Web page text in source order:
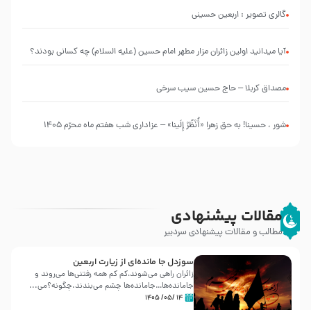
گالری تصویر : اربعین حسینی
آیا میدانید اولین زائران مزار مطهر امام حسین (علیه السلام) چه کسانی بودند؟
مصداق کربلا – حاج حسین سیب سرخی
شور ، حسینا! به‌ حق زهرا «أُنْظُرْ إِلَینا» – عزاداری شب هفتم ماه محرّم 1405
مقالات پیشنهادی
مطالب و مقالات پیشنهادی سردبیر
سوزدل جا مانده‌ای از زیارت اربعین
زائران راهی می‌شوند،کم‌ کم همه رفتنی‌ها می‌روند و
جامانده‌ها…جامانده‌ها چشم می‌بندند.چگونه؟می‌...
۱۴ /۰۵/ ۱۴۰۵